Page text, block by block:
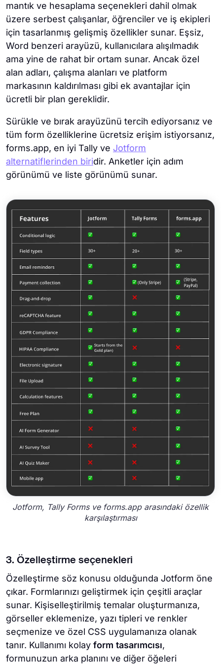
mantık ve hesaplama seçenekleri dahil olmak
üzere serbest çalışanlar, öğrenciler ve iş ekipleri
için tasarlanmış gelişmiş özellikler sunar. Eşsiz,
Word benzeri arayüzü, kullanıcılara alışılmadık
ama yine de rahat bir ortam sunar. Ancak özel
alan adları, çalışma alanları ve platform
markasının kaldırılması gibi ek avantajlar için
ücretli bir plan gereklidir.
Sürükle ve bırak arayüzünü tercih ediyorsanız ve
tüm form özelliklerine ücretsiz erişim istiyorsanız,
forms.app, en iyi Tally ve Jotform
alternatiflerinden biridir. Anketler için adım
görünümü ve liste görünümü sunar.
Jotform, Tally Forms ve forms.app arasındaki özellik
karşılaştırması
3. Özelleştirme seçenekleri
Özelleştirme söz konusu olduğunda Jotform öne
çıkar. Formlarınızı geliştirmek için çeşitli araçlar
sunar. Kişiselleştirilmiş temalar oluşturmanıza,
görseller eklemenize, yazı tipleri ve renkler
seçmenize ve özel CSS uygulamanıza olanak
tanır. Kullanımı kolay form tasarımcısı,
formunuzun arka planını ve diğer öğeleri